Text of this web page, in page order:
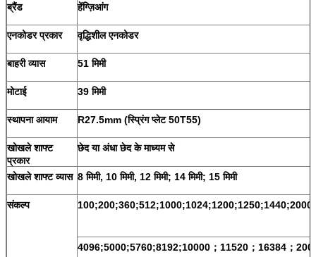
ब्रैंड
हेंग्ज़िआंग
एनकोडर प्रकार वृद्धिशील एनकोडर
बाहरी व्यास 51 मिमी
मोटाई 39 मिमी
स्थापना आयाम R27.5mm (स्प्रिंग प्लेट 50T55)
खोखले शाफ्ट
प्रकार
छेद या अंधा छेद के माध्यम से
खोखले शाफ्ट व्यास 8 मिमी, 10 मिमी, 12 मिमी; 14 मिमी; 15 मिमी
संकल्प
4096;5000;5760;8192;10000；11520；16384；